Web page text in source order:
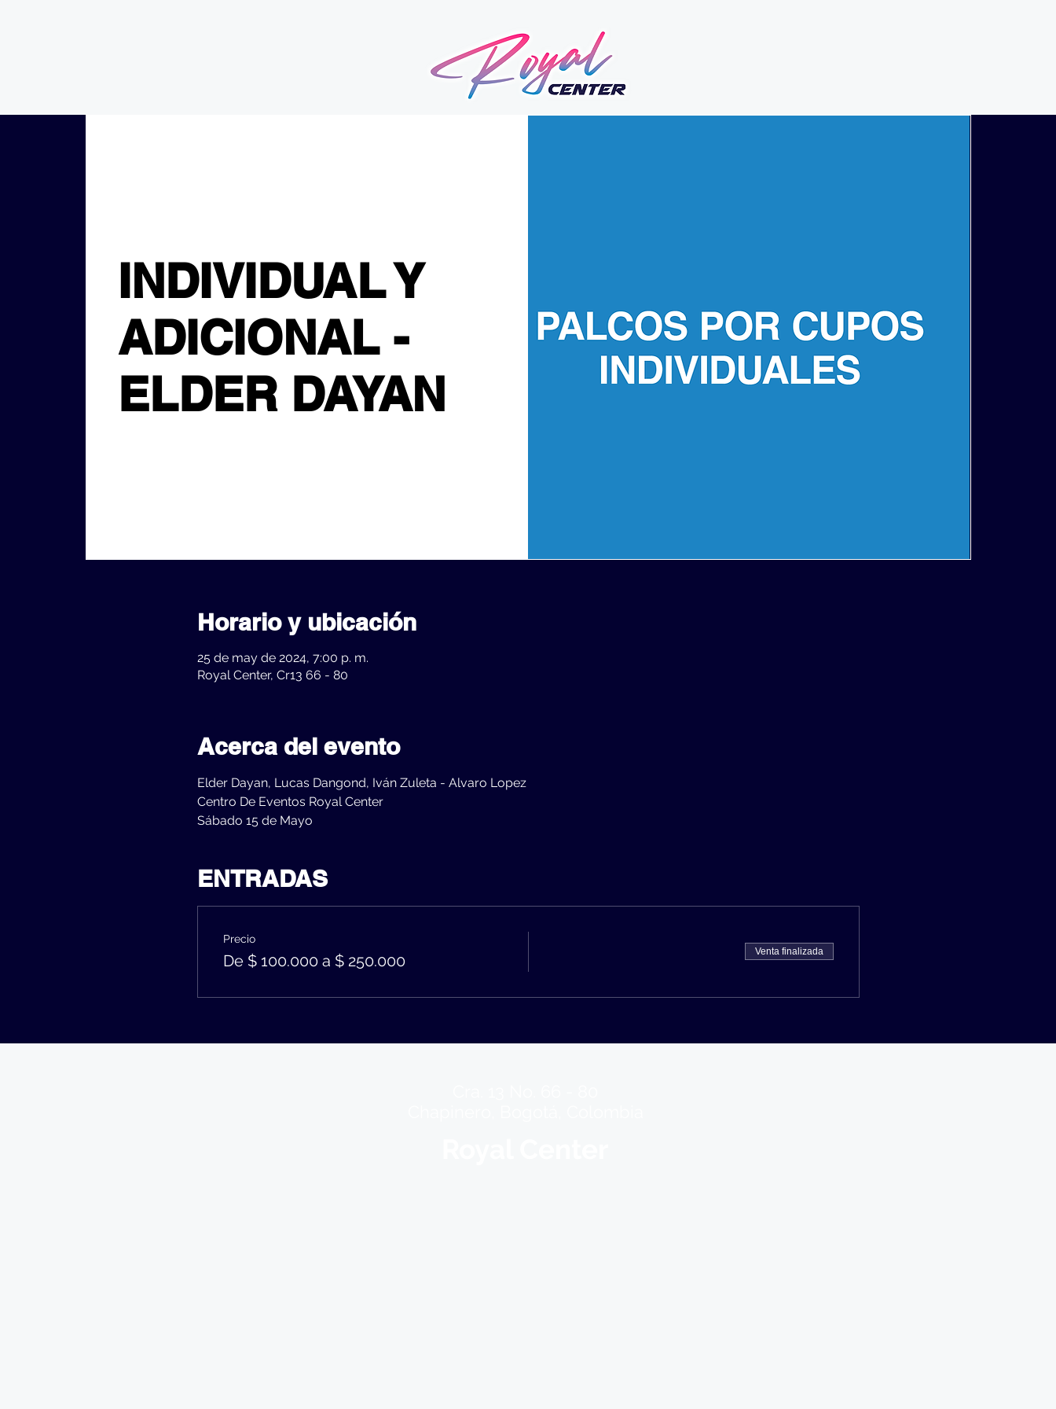
INDIVIDUAL Y
ADICIONAL -
ELDER DAYAN
Horario y ubicación
25 de may de 2024, 7:00 p. m.
Royal Center, Cr13 66 - 80
Acerca del evento
Elder Dayan, Lucas Dangond, Iván Zuleta - Alvaro Lopez
Centro De Eventos Royal Center
Sábado 15 de Mayo
ENTRADAS
Precio
De $ 100.000 a $ 250.000 Venta finalizada